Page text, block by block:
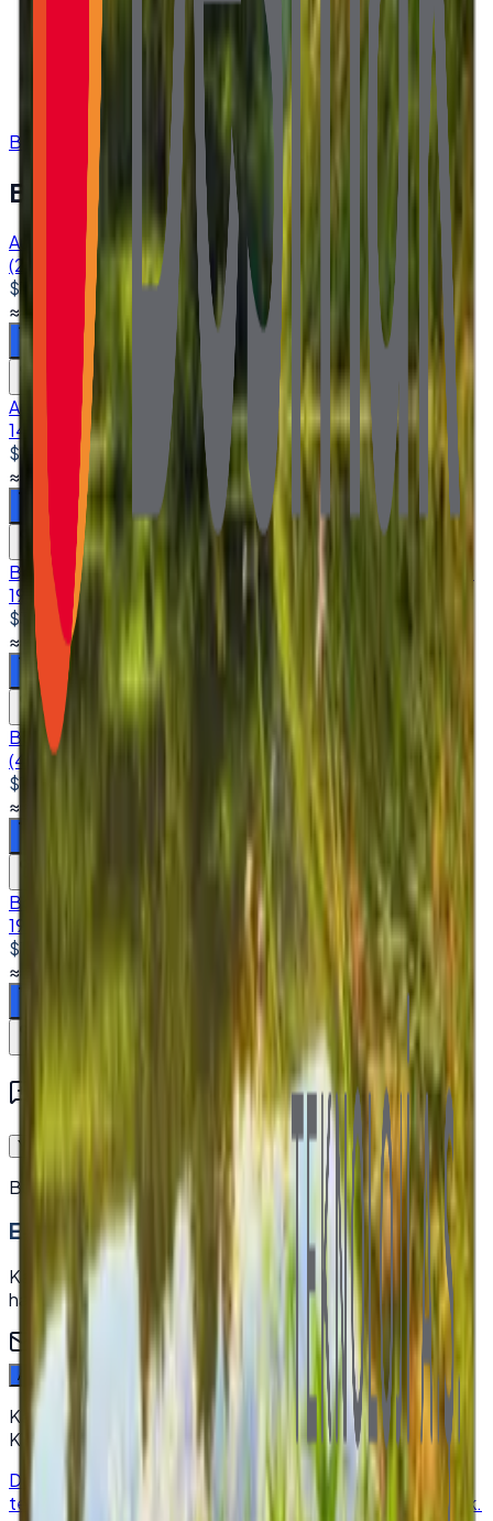
Orijinal, garantili ürün
Hızlı ve güvenli kargo
Satış öncesi/sonrası teknik destek
Kurumsal fatura · bayi fiyatları
Bize Ulaşın
Benzer Ürünler
Auo B116XAN04.0 HW1A 11.6'' Lcd Panel EDP Cable
(20*CM) 1920*1080 FHD 30 PİN 220 CD/M²
$100.00
+ KDV
≈
₺4.778,70 (% 20)
Sepete ekle
Karşılaştır
Auo M190PW01 V8 19'' Lcd Panel LVDS Cable (30*CM)
1440*900 30 PİNS 8-BİT 250 CD/M²
$100.00
+ KDV
≈
₺4.778,70 (% 20
Sepete ekle
Karşılaştır
Boe HV320FHM-F40 32'' Lcd Panel LVDS Cable (30*CM)
1920*1080 FHD 51 PİNS 8 BİT 300 CD/M²
$345.00
+ KDV
≈
₺16.486,52 + KDV
Sepete ekle
Karşılaştır
Boe MV185WHB-N20 18.5'' Lcd Panel LVDS Cable
(40*CM) 1366*768 30 PİNS 8-BİT 250 CD/M²
$115.00
≈
Boe MV238FHM-N62 23.8'' Lcd Panel LVDS Cable
1920*1080 FHD 30 Pins 8 Bit 250 CD/M²
$170.00
≈
Müşteri Yorumları
Yorum Yaz
Bu ürün için henüz yorum yok — ilk yorumu siz yazın.
E-Bültenimize Katılın
Kampanya, yeni ürün ve sektörel içeriklerden ilk siz
haberdar olun.
Abone Ol
Kampanya ve yeni ürünlerden haberdar olun. Kaydolarak
KVKK aydınlatma metnini kabul edersiniz.
Desmak
endüstriyel elektronik & POS sistemleri
tedarikçisi. Kurumsal kalite, hızlı kargo, satış sonrası destek.